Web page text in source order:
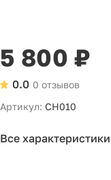
5 800 ₽
0 отзывов
0.0
Артикул: СН010
Все характеристики